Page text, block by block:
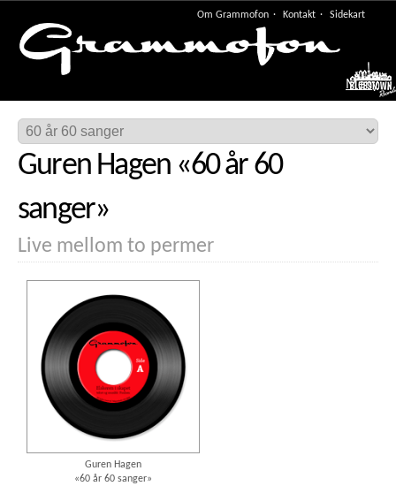
Om Grammofon Kontakt Sidekart
Meny
Guren Hagen «60 år 60
sanger»
Live mellom to permer
Guren Hagen
«60 år 60 sanger»